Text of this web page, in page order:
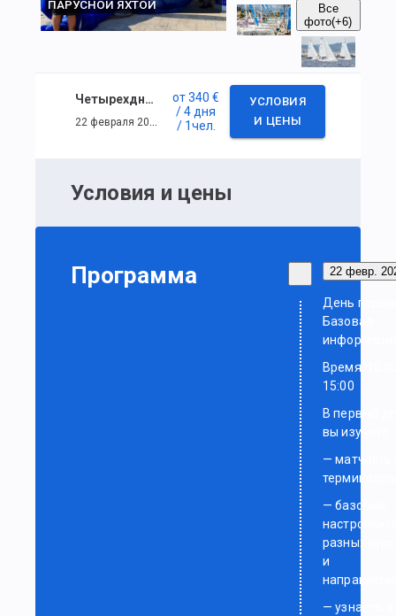
ПАРУСНОЙ ЯХТОЙ
Все
фото(+6)
Четырехдневный курс по управлению парусной яхтой
22 февраля 2020 г. — 25 февраля 2020 г.
от340 €
/ 4 дня
/ 1чел.
УСЛОВИЯ
И ЦЕНЫ
Условия и цены
Программа 22 февр.
День
Базовая
Время:
15:00
В первый
вы изучите:
— матчасть
— базовые
настройки
разных
и
— узнаете,